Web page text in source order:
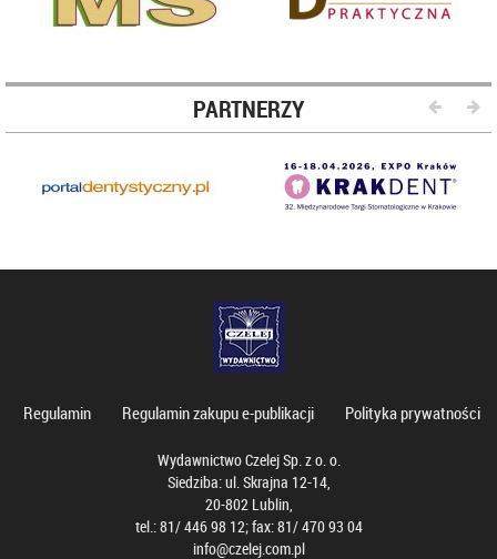
PARTNERZY
Regulamin Regulamin zakupu e-publikacji Polityka prywatności
Wydawnictwo Czelej Sp. z o. o.
Siedziba: ul. Skrajna 12-14,
20-802 Lublin,
tel.: 81/ 446 98 12; fax: 81/ 470 93 04
info@czelej.com.pl